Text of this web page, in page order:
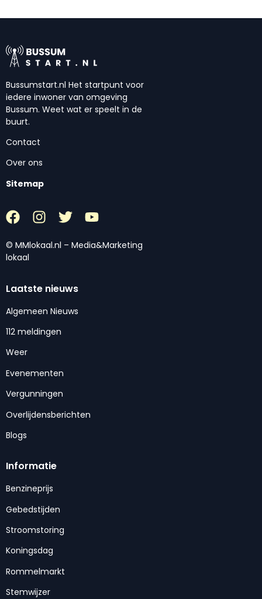
Bussumstart.nl Het startpunt voor
iedere inwoner van omgeving
Bussum. Weet wat er speelt in de
buurt.
Contact
Over ons
Sitemap
© MMlokaal.nl – Media&Marketing
lokaal
Laatste nieuws
Algemeen Nieuws
112 meldingen
Weer
Evenementen
Vergunningen
Overlijdensberichten
Blogs
Informatie
Benzineprijs
Gebedstijden
Stroomstoring
Koningsdag
Rommelmarkt
Stemwijzer